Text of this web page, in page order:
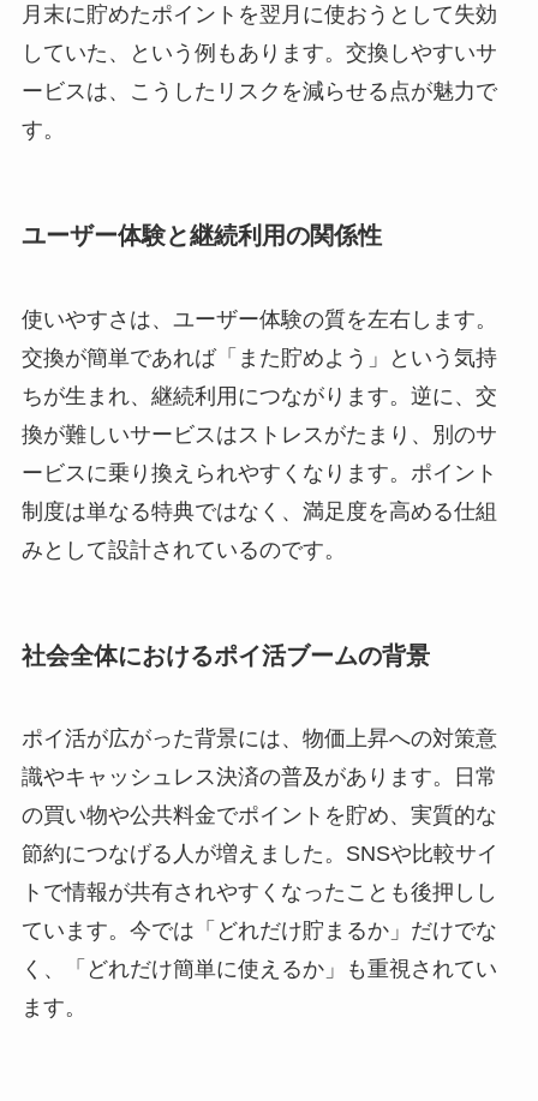
月末に貯めたポイントを翌月に使おうとして失効
していた、という例もあります。交換しやすいサ
ービスは、こうしたリスクを減らせる点が魅力で
す。
ユーザー体験と継続利用の関係性
使いやすさは、ユーザー体験の質を左右します。
交換が簡単であれば「また貯めよう」という気持
ちが生まれ、継続利用につながります。逆に、交
換が難しいサービスはストレスがたまり、別のサ
ービスに乗り換えられやすくなります。ポイント
制度は単なる特典ではなく、満足度を高める仕組
みとして設計されているのです。
社会全体におけるポイ活ブームの背景
ポイ活が広がった背景には、物価上昇への対策意
識やキャッシュレス決済の普及があります。日常
の買い物や公共料金でポイントを貯め、実質的な
節約につなげる人が増えました。SNSや比較サイ
トで情報が共有されやすくなったことも後押しし
ています。今では「どれだけ貯まるか」だけでな
く、「どれだけ簡単に使えるか」も重視されてい
ます。